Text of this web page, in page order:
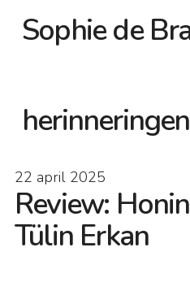
Sophie de
herinneringen
22 april 2025
Review:
Tülin Erkan